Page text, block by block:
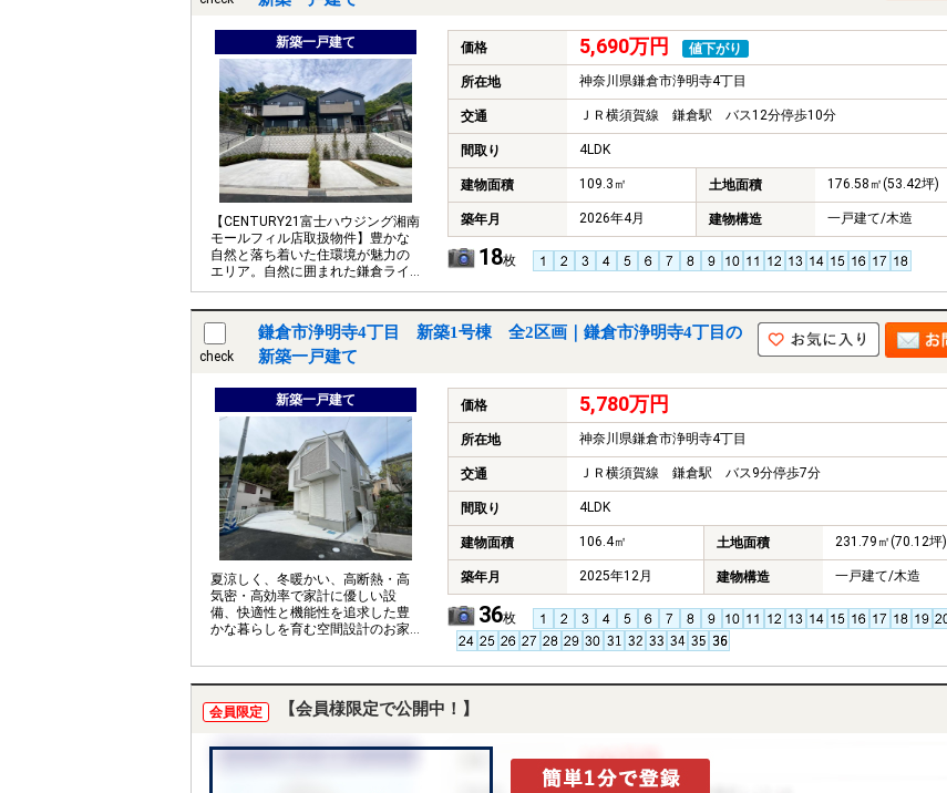
新築一戸建て
【CENTURY21富士ハウジング湘南
モールフィル店取扱物件】豊かな
自然と落ち着いた住環境が魅力の
エリア。自然に囲まれた鎌倉ライ
フをゆったり楽しめるお家です。
価格 5,690万円 値下がり
所在地 神奈川県鎌倉市浄明寺4丁目
交通 ＪＲ横須賀線 鎌倉駅 バス12分停歩10分
間取り 4LDK
建物面積 109.3㎡ 土地面積 176.58㎡(53.42坪)
築年月 2026年4月 建物構造 一戸建て/木造
18枚
check
鎌倉市浄明寺4丁目 新築1号棟 全2区画｜鎌倉市浄明寺4丁目の
新築一戸建て
新築一戸建て
夏涼しく、冬暖かい、高断熱・高
気密・高効率で家計に優しい設
備、快適性と機能性を追求した豊
かな暮らしを育む空間設計のお家
価格 5,780万円
所在地 神奈川県鎌倉市浄明寺4丁目
交通 ＪＲ横須賀線 鎌倉駅 バス9分停歩7分
間取り 4LDK
建物面積 106.4㎡ 土地面積 231.79㎡(70.12坪)
築年月 2025年12月 建物構造 一戸建て/木造
36枚
会員限定 【会員様限定で公開中！】